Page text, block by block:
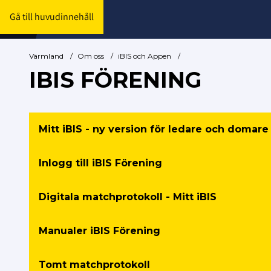
Gå till huvudinnehåll
Värmland / Om oss / iBIS och Appen /
IBIS FÖRENING
Mitt iBIS - ny version för ledare och domare
Inlogg till iBIS Förening
Digitala matchprotokoll - Mitt iBIS
Manualer iBIS Förening
Tomt matchprotokoll